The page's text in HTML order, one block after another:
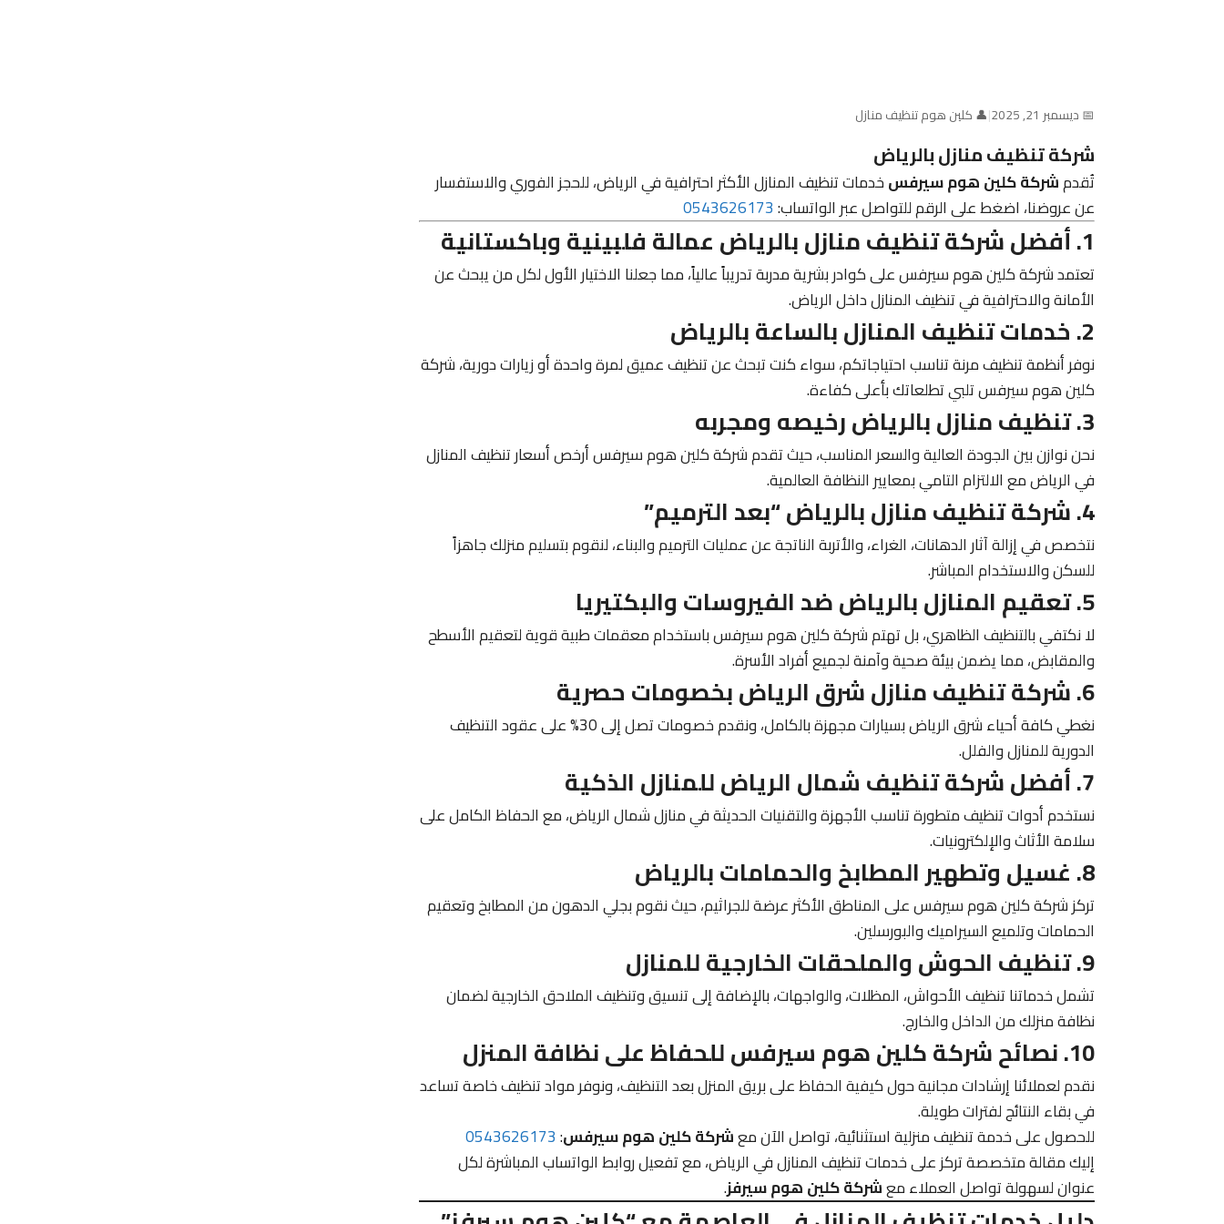
📅 ديسمبر 21, 2025 |👤 كلين هوم تنظيف منازل
شركة تنظيف منازل بالرياض
تُقدمشركة كلين هوم سيرفسخدمات تنظيف المنازل الأكثر احترافية في الرياض، للحجز الفوري والاستفسار
عن عروضنا، اضغط على الرقم للتواصل عبر الواتساب:0543626173
1. أفضل شركة تنظيف منازل بالرياض عمالة فلبينية وباكستانية
تعتمد شركة كلين هوم سيرفس على كوادر بشرية مدربة تدريباً عالياً، مما جعلنا الاختيار الأول لكل من يبحث عن
الأمانة والاحترافية في تنظيف المنازل داخل الرياض.
2. خدمات تنظيف المنازل بالساعة بالرياض
نوفر أنظمة تنظيف مرنة تناسب احتياجاتكم، سواء كنت تبحث عن تنظيف عميق لمرة واحدة أو زيارات دورية، شركة
كلين هوم سيرفس تلبي تطلعاتك بأعلى كفاءة.
3. تنظيف منازل بالرياض رخيصه ومجربه
نحن نوازن بين الجودة العالية والسعر المناسب، حيث تقدم شركة كلين هوم سيرفس أرخص أسعار تنظيف المنازل
في الرياض مع الالتزام التامي بمعايير النظافة العالمية.
4. شركة تنظيف منازل بالرياض “بعد الترميم”
نتخصص في إزالة آثار الدهانات، الغراء، والأتربة الناتجة عن عمليات الترميم والبناء، لنقوم بتسليم منزلك جاهزاً
للسكن والاستخدام المباشر.
5. تعقيم المنازل بالرياض ضد الفيروسات والبكتيريا
لا نكتفي بالتنظيف الظاهري، بل تهتم شركة كلين هوم سيرفس باستخدام معقمات طبية قوية لتعقيم الأسطح
والمقابض، مما يضمن بيئة صحية وآمنة لجميع أفراد الأسرة.
6. شركة تنظيف منازل شرق الرياض بخصومات حصرية
نغطي كافة أحياء شرق الرياض بسيارات مجهزة بالكامل، ونقدم خصومات تصل إلى 30% على عقود التنظيف
الدورية للمنازل والفلل.
7. أفضل شركة تنظيف شمال الرياض للمنازل الذكية
نستخدم أدوات تنظيف متطورة تناسب الأجهزة والتقنيات الحديثة في منازل شمال الرياض، مع الحفاظ الكامل على
سلامة الأثاث والإلكترونيات.
8. غسيل وتطهير المطابخ والحمامات بالرياض
تركز شركة كلين هوم سيرفس على المناطق الأكثر عرضة للجراثيم، حيث نقوم بجلي الدهون من المطابخ وتعقيم
الحمامات وتلميع السيراميك والبورسلين.
9. تنظيف الحوش والملحقات الخارجية للمنازل
تشمل خدماتنا تنظيف الأحواش، المظلات، والواجهات، بالإضافة إلى تنسيق وتنظيف الملاحق الخارجية لضمان
نظافة منزلك من الداخل والخارج.
10. نصائح شركة كلين هوم سيرفس للحفاظ على نظافة المنزل
نقدم لعملائنا إرشادات مجانية حول كيفية الحفاظ على بريق المنزل بعد التنظيف، ونوفر مواد تنظيف خاصة تساعد
في بقاء النتائج لفترات طويلة.
للحصول على خدمة تنظيف منزلية استثنائية، تواصل الآن معشركة كلين هوم سيرفس:
0543626173
إليك مقالة متخصصة تركز على خدمات تنظيف المنازل في الرياض، مع تفعيل روابط الواتساب المباشرة لكل
عنوان لسهولة تواصل العملاء معشركة كلين هوم سيرفز.